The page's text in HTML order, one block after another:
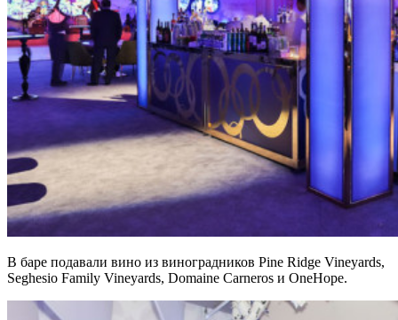
В баре подавали вино из виноградников Pine Ridge Vineyards,
Seghesio Family Vineyards, Domaine Carneros и OneHope.